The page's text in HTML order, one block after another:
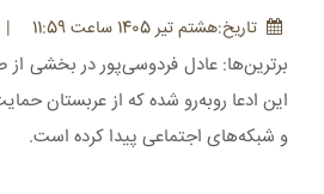
تاريخ:هشتم تير 1405 ساعت 11:59 |
برترین‌ها: عادل فردوسی‌پور در بخشی
این ادعا روبه‌رو شده که از عربستان
و شبکه‌های اجتماعی پیدا کرده است.